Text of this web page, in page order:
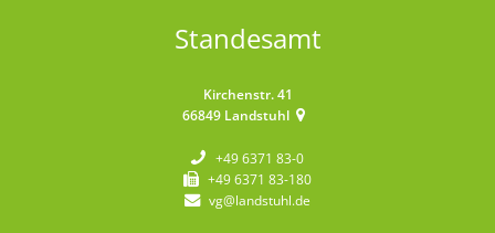
Standesamt
Kirchenstr. 41
66849 Landstuhl
+49 6371 83-0
+49 6371 83-180
vg@landstuhl.de